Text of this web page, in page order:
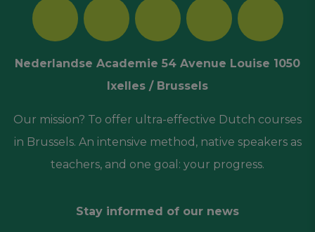
Nederlandse Academie 54 Avenue Louise 1050
Ixelles / Brussels
Our mission? To offer ultra-effective Dutch courses
in Brussels. An intensive method, native speakers as
teachers, and one goal: your progress.
Stay informed of our news